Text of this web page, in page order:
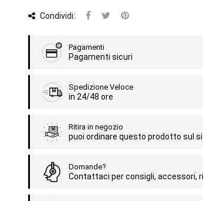
Condividi:
Pagamenti
Pagamenti sicuri
Spedizione Veloce
in 24/48 ore
Ritira in negozio
puoi ordinare questo prodotto sul
Domande?
Contattaci per consigli, accessori,